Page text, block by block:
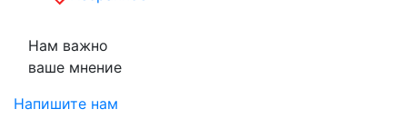
Нам важно
ваше мнение
Напишите нам